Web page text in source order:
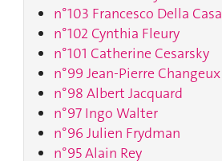
n°103 Francesco Della Casa
n°102 Cynthia Fleury
n°101 Catherine Cesarsky
n°99 Jean-Pierre Changeux
n°98 Albert Jacquard
n°97 Ingo Walter
n°96 Julien Frydman
n°95 Alain Rey